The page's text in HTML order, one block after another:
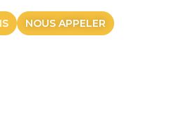
NOUS APPELER